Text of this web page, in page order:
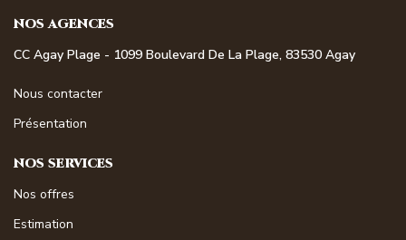
NOS AGENCES
CC Agay Plage - 1099 Boulevard De La Plage, 83530 Agay
Nous contacter
Présentation
NOS SERVICES
Nos offres
Estimation